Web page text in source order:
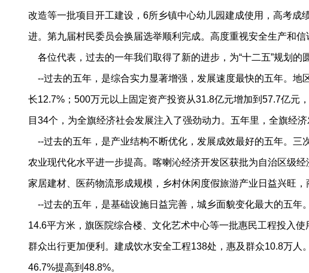
改造等一批项目开工建设，6所乡镇中心幼儿园建成使用，高考
进。第九届村民委员会换届选举顺利完成。高度重视安全生产和
各位代表，过去的一年我们取得了新的进步，为“十二五”规划的
--过去的五年，是综合实力显著增强，发展速度最快的五年。地
长12.7%；500万元以上固定资产投资从31.8亿元增加到57.7亿元
目34个，为全旗经济社会发展注入了强劲动力。五年里，全旗经
--过去的五年，是产业结构不断优化，发展成效最好的五年。三
农业现代化水平进一步提高。喀喇沁经济开发区获批为自治区级
家居建材、医药物流形成规模，乡村休闲度假旅游产业日益兴旺
--过去的五年，是基础设施日益完善，城乡面貌变化最大的五年
14.6平方米，旗医院综合楼、文化艺术中心等一批惠民工程投入
群众出行更加便利。建成饮水安全工程138处，惠及群众10.8万
46.7%提高到48.8%。